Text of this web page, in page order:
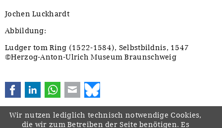
Jochen Luckhardt
Abbildung:
Ludger tom Ring (1522-1584), Selbstbildnis, 1547
©Herzog-Anton-Ulrich Museum Braunschweig
FacebookLinkedInWhatsApp
E-mail
Wir nutzen lediglich technisch notwendige Cookies,
die wir zum Betreiben der Seite benötigen. Es